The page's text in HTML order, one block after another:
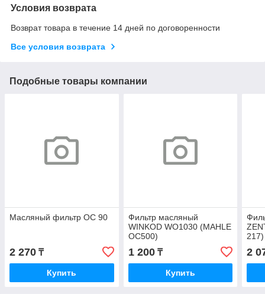
Условия возврата
Возврат товара в течение 14 дней по договоренности
Все условия возврата
Подобные товары компании
Масляный фильтр OC 90
2 270 ₸
Купить
Фильтр масляный
WINKOD WO1030 (MAHLE
OC500)
1 200₸
Купить
217)
2